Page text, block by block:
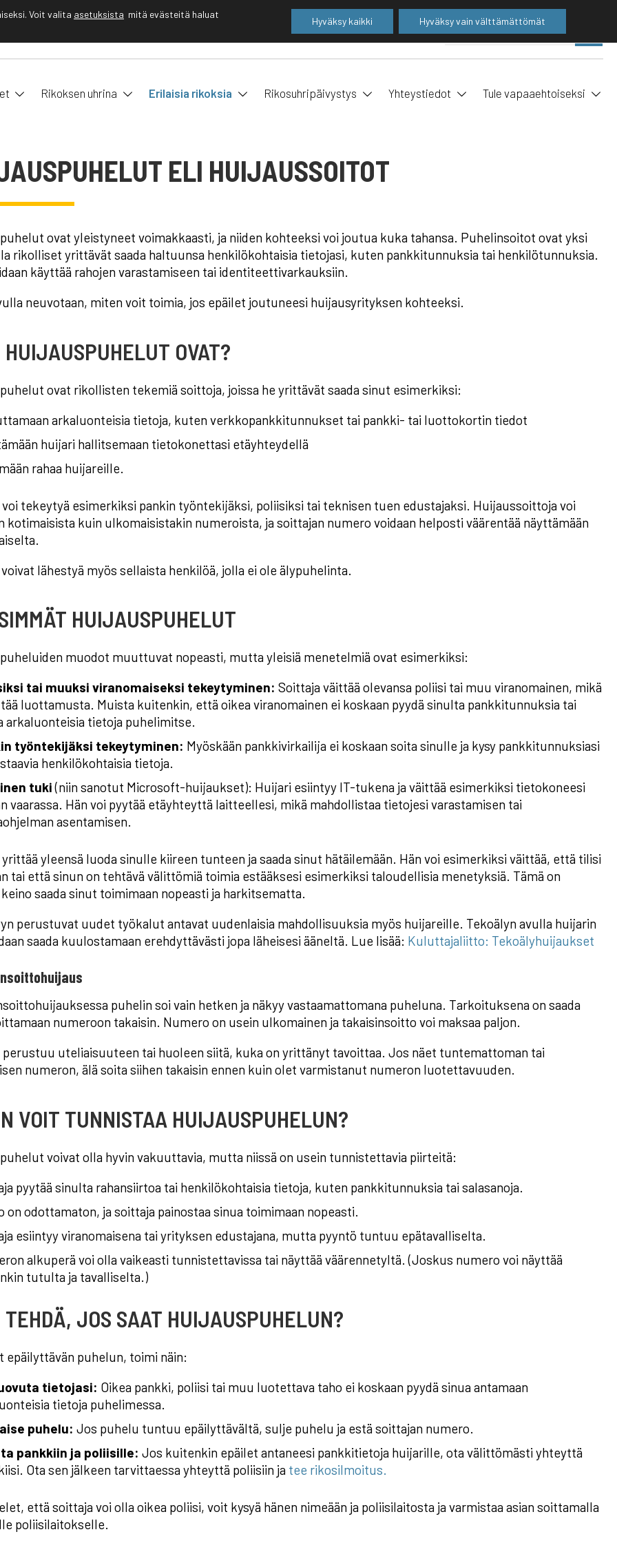
FI SE
Rikoksen uhrina Erilaisia rikoksia Rikosuhripäivystys Yhteystiedot Tule vapaaehtoiseksi
ELI HUIJAUSSOITOT
ovat yleistyneet voimakkaasti, ja niiden kohteeksi voi joutua kuka tahansa. Puhelinsoitot ovat yksi
rikolliset yrittävät saada haltuunsa henkilökohtaisia tietojasi, kuten pankkitunnuksia tai henkilötunnuksia.
käyttää rahojen varastamiseen tai identiteettivarkauksiin.
neuvotaan, miten voit toimia, jos epäilet joutuneesi huijausyrityksen kohteeksi.
OVAT?
ovat rikollisten tekemiä soittoja, joissa he yrittävät saada sinut esimerkiksi:
arkaluonteisia tietoja, kuten verkkopankkitunnukset tai pankki- tai luottokortin tiedot
huijari hallitsemaan tietokonettasi etäyhteydellä
rahaa huijareille.
tekeytyä esimerkiksi pankin työntekijäksi, poliisiksi tai teknisen tuen edustajaksi. Huijaussoittoja voi
kotimaisista kuin ulkomaisistakin numeroista, ja soittajan numero voidaan helposti väärentää näyttämään
lähestyä myös sellaista henkilöä, jolla ei ole älypuhelinta.
HUIJAUSPUHELUT
muodot muuttuvat nopeasti, mutta yleisiä menetelmiä ovat esimerkiksi:
tai muuksi viranomaiseksi tekeytyminen: Soittaja väittää olevansa poliisi tai muu viranomainen, mikä
luottamusta. Muista kuitenkin, että oikea viranomainen ei koskaan pyydä sinulta pankkitunnuksia tai
arkaluonteisia tietoja puhelimitse.
työntekijäksi tekeytyminen: Myöskään pankkivirkailija ei koskaan soita sinulle ja kysy pankkitunnuksiasi
henkilökohtaisia tietoja.
tuki(niin sanotut Microsoft-huijaukset): Huijari esiintyy IT-tukena ja väittää esimerkiksi tietokoneesi
vaarassa. Hän voi pyytää etäyhteyttä laitteellesi, mikä mahdollistaa tietojesi varastamisen tai
asentamisen.
yleensä luoda sinulle kiireen tunteen ja saada sinut hätäilemään. Hän voi esimerkiksi väittää, että tilisi
tai että sinun on tehtävä välittömiä toimia estääksesi esimerkiksi taloudellisia menetyksiä. Tämä on
saada sinut toimimaan nopeasti ja harkitsematta.
perustuvat uudet työkalut antavat uudenlaisia mahdollisuuksia myös huijareille. Tekoälyn avulla huijarin
saada kuulostamaan erehdyttävästi jopa läheisesi ääneltä. Lue lisää: Kuluttajaliitto: Tekoälyhuijaukset
puhelin soi vain hetken ja näkyy vastaamattomana puheluna. Tarkoituksena on saada
numeroon takaisin. Numero on usein ulkomainen ja takaisinsoitto voi maksaa paljon.
perustuu uteliaisuuteen tai huoleen siitä, kuka on yrittänyt tavoittaa. Jos näet tuntemattoman tai
numeron, älä soita siihen takaisin ennen kuin olet varmistanut numeron luotettavuuden.
VOIT TUNNISTAA HUIJAUSPUHELUN?
voivat olla hyvin vakuuttavia, mutta niissä on usein tunnistettavia piirteitä:
pyytää sinulta rahansiirtoa tai henkilökohtaisia tietoja, kuten pankkitunnuksia tai salasanoja.
on odottamaton, ja soittaja painostaa sinua toimimaan nopeasti.
esiintyy viranomaisena tai yrityksen edustajana, mutta pyyntö tuntuu epätavalliselta.
alkuperä voi olla vaikeasti tunnistettavissa tai näyttää väärennetyltä. (Joskus numero voi näyttää
tutulta ja tavalliselta.)
JOS SAAT HUIJAUSPUHELUN?
epäilyttävän puhelun, toimi näin:
tietojasi: Oikea pankki, poliisi tai muu luotettava taho ei koskaan pyydä sinua antamaan
tietoja puhelimessa.
puhelu: Jos puhelu tuntuu epäilyttävältä, sulje puhelu ja estä soittajan numero.
pankkiin ja poliisille: Jos kuitenkin epäilet antaneesi pankkitietoja huijarille, ota välittömästi yhteyttä
Ota sen jälkeen tarvittaessa yhteyttä poliisiin ja tee rikosilmoitus.
että soittaja voi olla oikea poliisi, voit kysyä hänen nimeään ja poliisilaitosta ja varmistaa asian soittamalla
poliisilaitokselle.
Voit valita asetuksista mitä evästeitä haluat
Hyväksy kaikki Hyväksy vain välttämättömät